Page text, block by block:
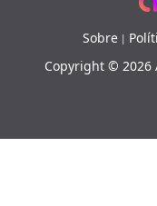
Sobre |
Copyright © 2026